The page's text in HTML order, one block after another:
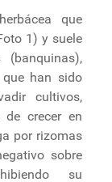
que
1) y suele
han sido
cultivos,
de crecer en
por rizomas
sobre
su